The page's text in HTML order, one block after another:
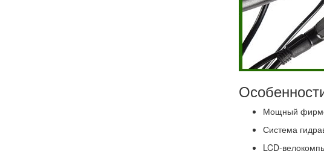
Мощный
Система
LCD-